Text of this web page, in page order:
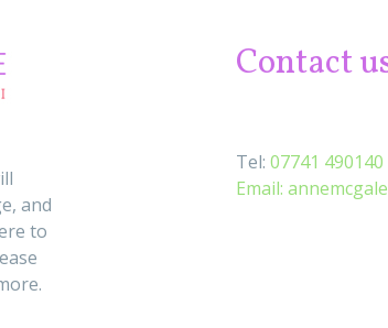
and
to
Contact
Tel: 07741 490140
Email: